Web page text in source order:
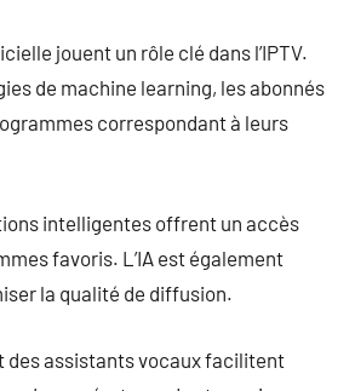
jouent un rôle clé dans l’IPTV.
de machine learning, les abonnés
correspondant à leurs
intelligentes offrent un accès
favoris. L’IA est également
la qualité de diffusion.
des assistants vocaux facilitent